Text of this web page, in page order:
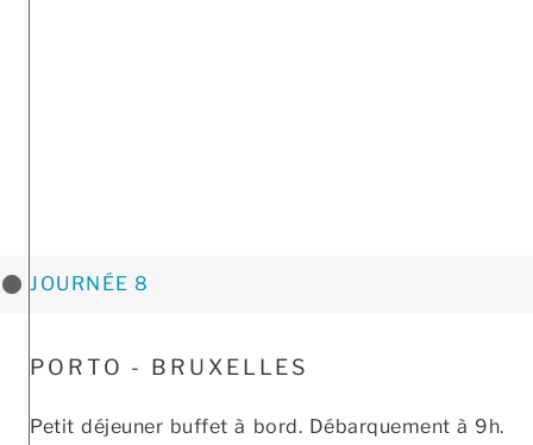
JOURNÉE 8
PORTO - BRUXELLES
Petit déjeuner buffet à bord. Débarquement à 9h.